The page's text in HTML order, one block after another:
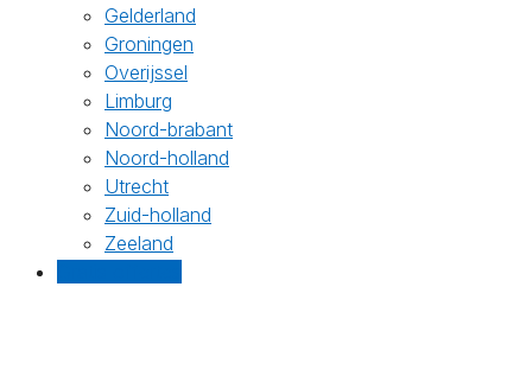
Gelderland
Groningen
Overijssel
Limburg
Noord-brabant
Noord-holland
Utrecht
Zuid-holland
Zeeland